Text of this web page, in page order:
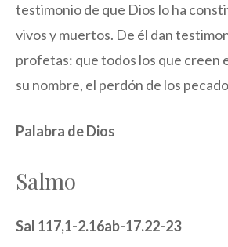
testimonio de que Dios lo ha
vivos y muertos. De él dan
profetas: que todos los que creen
su nombre, el perdón de los
Palabra de Dios
Salmo
Sal 117,1-2.16ab-17.22-23